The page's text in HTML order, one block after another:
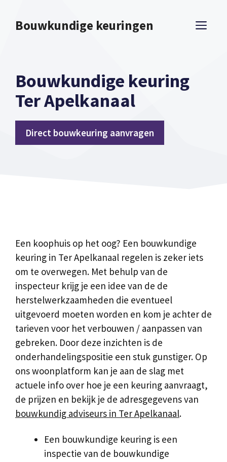
naarBouwkundige keuringen
Bouwkundige keuring
Ter Apelkanaal
Direct bouwkeuring aanvragen
Een koophuis op het oog? Een bouwkundige
keuring in Ter Apelkanaal regelen is zeker iets
om te overwegen. Met behulp van de
inspecteur krijg je een idee van de de
herstelwerkzaamheden die eventueel
uitgevoerd moeten worden en kom je achter de
tarieven voor het verbouwen / aanpassen van
gebreken. Door deze inzichten is de
onderhandelingspositie een stuk gunstiger. Op
ons woonplatform kan je aan de slag met
actuele info over hoe je een keuring aanvraagt,
de prijzen en bekijk je de adresgegevens van
bouwkundig adviseurs in Ter Apelkanaal.
Een bouwkundige keuring is een
inspectie van de bouwkundige